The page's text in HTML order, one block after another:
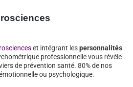
et intégrant lespersonnalités
professionnelle vous révèle
de prévention santé. 80% de nos
ou psychologique.